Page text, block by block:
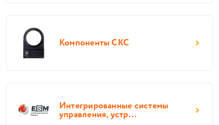
Компоненты СКС
Интегрированные системы
управления, устр...